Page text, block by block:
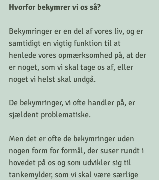
Hvorfor bekymrer vi os så?
Bekymringer er en del af vores liv, og er
samtidigt en vigtig funktion til at
henlede vores opmærksomhed på, at der
er noget, som vi skal tage os af, eller
noget vi helst skal undgå.
De bekymringer, vi ofte handler på, er
sjældent problematiske.
Men det er ofte de bekymringer uden
nogen form for formål, der suser rundt i
hovedet på os og som udvikler sig til
tankemylder, som vi skal være særlige